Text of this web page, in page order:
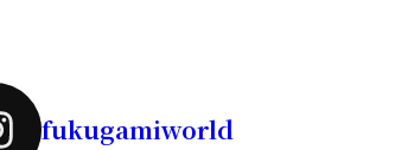
fukugamiworld